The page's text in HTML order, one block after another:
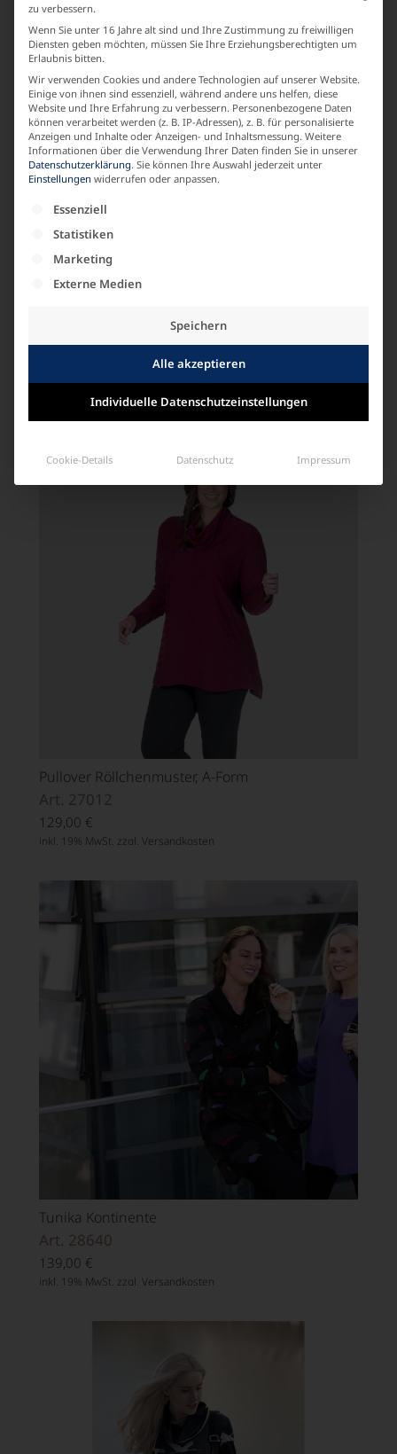
SAISON
Basic
LABEL
KARIN GLASMACHER
MATERIALZUSAMMENSETZUNG
Strick Viskose
ARMLAENGE
Ähnliche Produkte
Pullover Röllchenmuster, A-Form
Art. 27012
129,00 €
inkl. 19% MwSt. zzgl. Versandkosten
Tunika Kontinente
Art. 28640
139,00 €
inkl. 19% MwSt. zzgl. Versandkosten
zu verbessern.
Wenn Sie unter 16 Jahre alt sind und Ihre Zustimmung zu freiwilligen
Diensten geben möchten, müssen Sie Ihre Erziehungsberechtigten um
Erlaubnis bitten.
Wir verwenden Cookies und andere Technologien auf unserer Website.
Einige von ihnen sind essenziell, während andere uns helfen, diese
Website und Ihre Erfahrung zu verbessern. Personenbezogene Daten
können verarbeitet werden (z. B. IP-Adressen), z. B. für personalisierte
Anzeigen und Inhalte oder Anzeigen- und Inhaltsmessung. Weitere
Informationen über die Verwendung Ihrer Daten finden Sie in unserer
Datenschutzerklärung. Sie können Ihre Auswahl jederzeit unter
Einstellungen widerrufen oder anpassen.
Es folgt eine Liste der Service-Gruppen, für die
Essenziell
Statistiken
Marketing
Externe Medien
Speichern
Alle akzeptieren
Individuelle Datenschutzeinstellungen
Cookie-Details Datenschutz Impressum